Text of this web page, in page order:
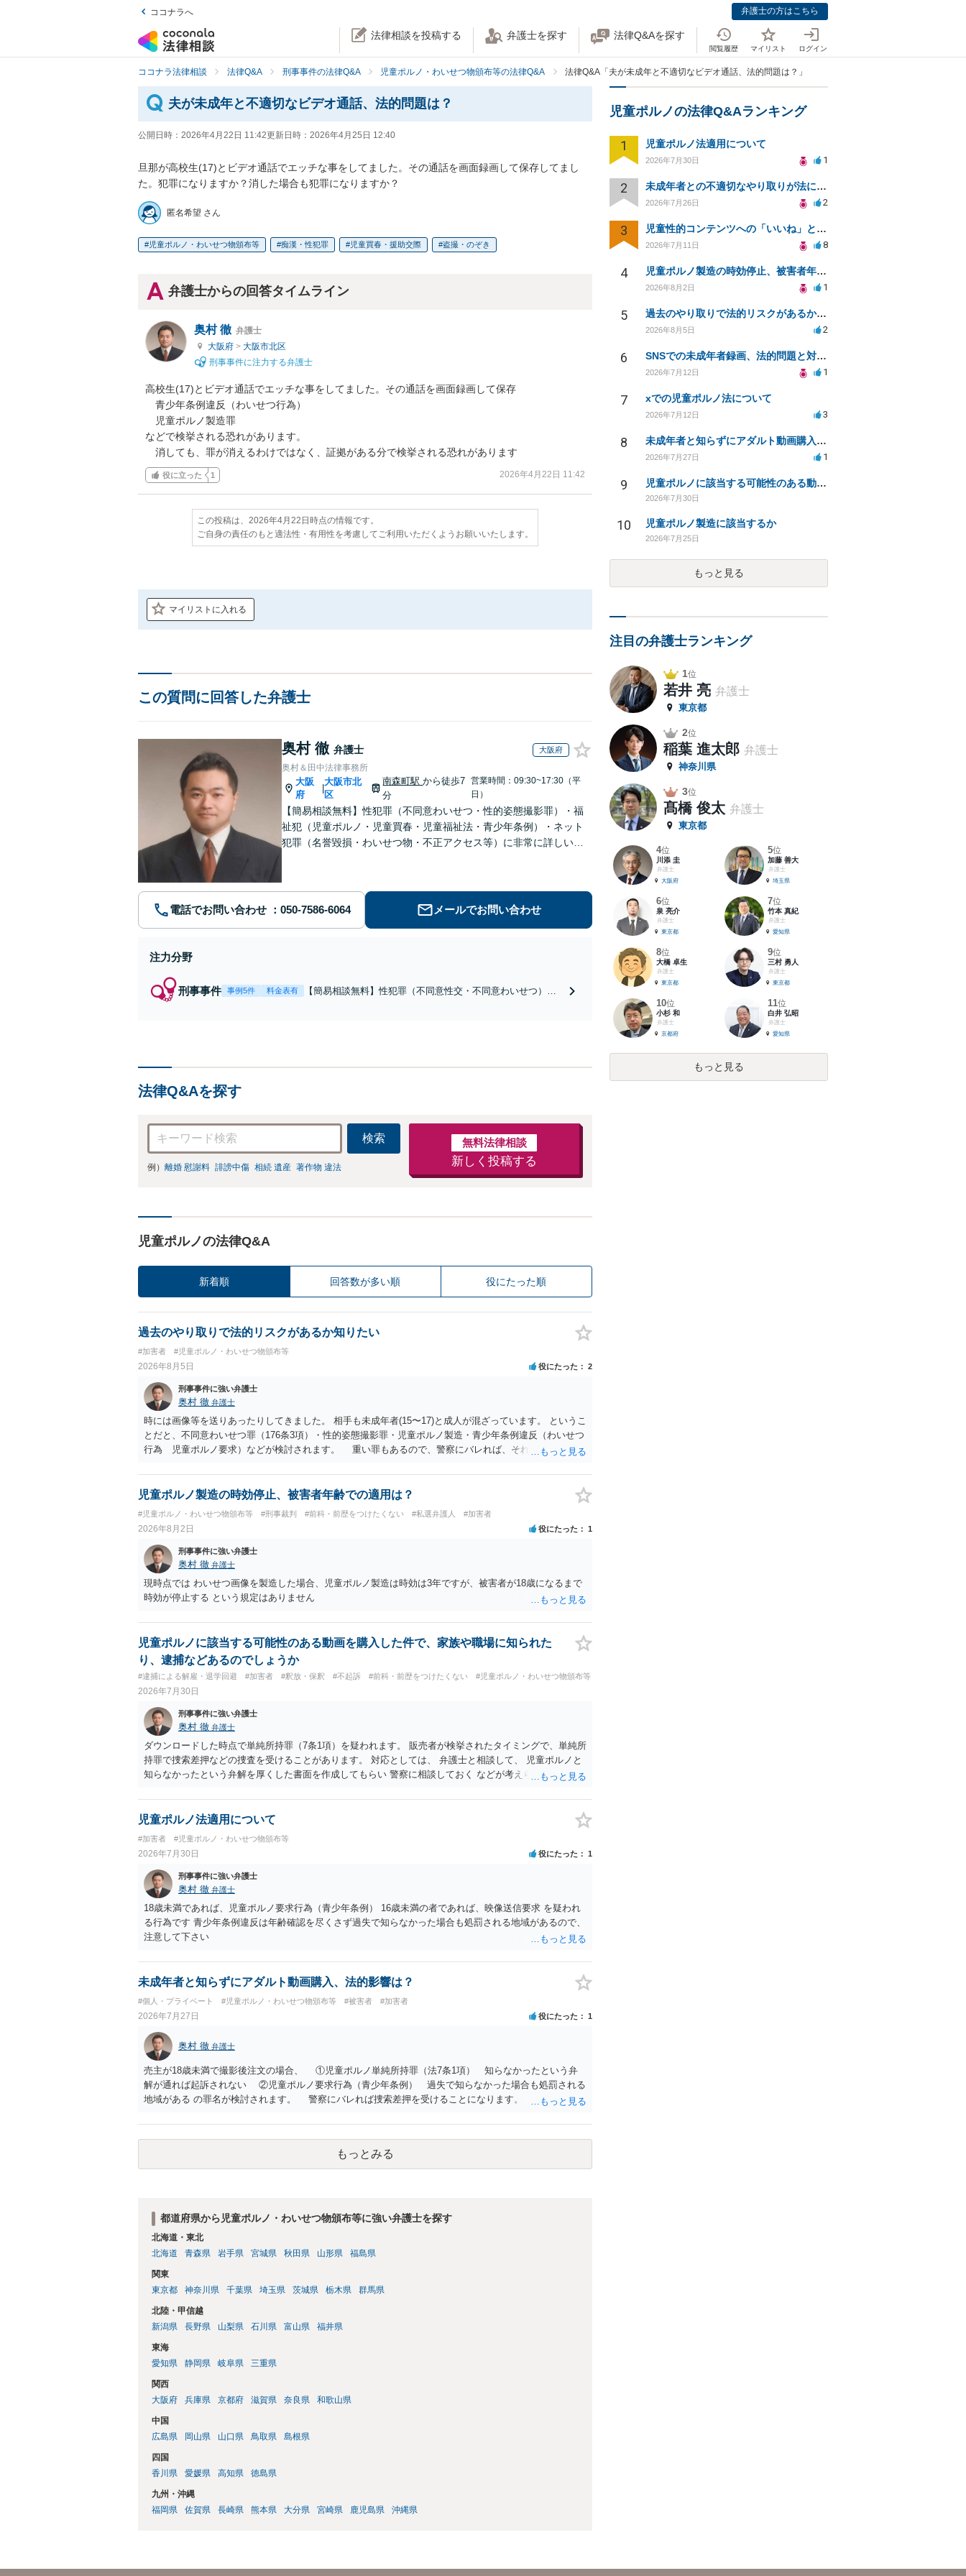
ココナラへ 弁護士の方はこちら
法律相談を投稿する 弁護士を探す 法律Q&Aを探す
閲覧履歴 マイリスト ログイン
ココナラ法律相談 法律Q&A 刑事事件の法律Q&A 児童ポルノ・わいせつ物頒布等の法律Q&A 法律Q&A「夫が未成年と不適切なビデオ通話、法的問題は？」
夫が未成年と不適切なビデオ通話、法的問題は？
公開日時： 2026年4月22日 11:42更新日時： 2026年4月25日 12:40
旦那が高校生(17)とビデオ通話でエッチな事をしてました。その通話を画面録画して保存してまし
た。犯罪になりますか？消した場合も犯罪になりますか？
匿名希望 さん
児童ポルノ・わいせつ物頒布等 痴漢・性犯罪 児童買春・援助交際 盗撮・のぞき
弁護士からの回答タイムライン
奥村 徹 弁護士
大阪府 > 大阪市北区
刑事事件に注力する弁護士
高校生(17)とビデオ通話でエッチな事をしてました。その通話を画面録画して保存
青少年条例違反（わいせつ行為）
児童ポルノ製造罪
などで検挙される恐れがあります。
消しても、罪が消えるわけではなく、証拠がある分で検挙される恐れがあります
役に立った 1 2026年4月22日 11:42
この投稿は、2026年4月22日時点の情報です。
ご自身の責任のもと適法性・有用性を考慮してご利用いただくようお願いいたします。
マイリストに入れる
この質問に回答した弁護士
奥村 徹 弁護士 大阪府
奥村＆田中法律事務所
大阪
府
|
大阪市北
区
南森町駅から徒歩7
分
営業時間：09:30~17:30（平
日）
【簡易相談無料】性犯罪（不同意わいせつ・性的姿態撮影罪）・福
祉犯（児童ポルノ・児童買春・児童福祉法・青少年条例）・ネット
犯罪（名誉毀損・わいせつ物・不正アクセス等）に非常に詳しい弁
電話でお問い合わせ メールでお問い合わせ
注力分野
刑事事件 事例5件 料金表有
【簡易相談無料】性犯罪（不同意性交・不同意わいせつ）・
法律Q&Aを探す
検索
例） 離婚 慰謝料 誹謗中傷 相続 遺産 著作物 違法
無料法律相談
新しく投稿する
児童ポルノの法律Q&A
新着順 回答数が多い順 役にたった順
過去のやり取りで法的リスクがあるか知りたい
#加害者 #児童ポルノ・わいせつ物頒布等
2026年8月5日 役にたった 2
刑事事件に強い弁護士
奥村 徹 弁護士
時には画像等を送りあったりしてきました。 相手も未成年者(15〜17)と成人が混ざっています。 というこ
とだと、不同意わいせつ罪（176条3項）・性的姿態撮影罪・児童ポルノ製造・青少年条例違反（わいせつ
行為 児童ポルノ要求）などが検討されます。 重い罪もあるので、警察にバレれば、それなりの捜査を
児童ポルノ製造の時効停止、被害者年齢での適用は？
#児童ポルノ・わいせつ物頒布等 #刑事裁判 #前科・前歴をつけたくない #私選弁護人 #加害者
2026年8月2日 役にたった 1
刑事事件に強い弁護士
奥村 徹 弁護士
現時点では わいせつ画像を製造した場合、児童ポルノ製造は時効は3年ですが、被害者が18歳になるまで
時効が停止する という規定はありません
児童ポルノに該当する可能性のある動画を購入した件で、家族や職場に知られた
り、逮捕などあるのでしょうか
#逮捕による解雇・退学回避 #加害者 #釈放・保釈 #不起訴 #前科・前歴をつけたくない #児童ポルノ・わいせつ物頒布等
2026年7月30日
刑事事件に強い弁護士
奥村 徹 弁護士
ダウンロードした時点で単純所持罪（7条1項）を疑われます。 販売者が検挙されたタイミングで、単純所
持罪で捜索差押などの捜査を受けることがあります。 対応としては、 弁護士と相談して、 児童ポルノと
知らなかったという弁解を厚くした書面を作成してもらい 警察に相談しておく などが考えられます。
児童ポルノ法適用について
#加害者 #児童ポルノ・わいせつ物頒布等
2026年7月30日 役にたった 1
刑事事件に強い弁護士
奥村 徹 弁護士
18歳未満であれば、児童ポルノ要求行為（青少年条例） 16歳未満の者であれば、映像送信要求 を疑われ
る行為です 青少年条例違反は年齢確認を尽くさず過失で知らなかった場合も処罰される地域があるので、
注意して下さい
未成年者と知らずにアダルト動画購入、法的影響は？
#個人・プライベート #児童ポルノ・わいせつ物頒布等 #被害者 #加害者
2026年7月27日 役にたった 1
奥村 徹 弁護士
売主が18歳未満で撮影後注文の場合、 ①児童ポルノ単純所持罪（法7条1項） 知らなかったという弁
解が通れば起訴されない ②児童ポルノ要求行為（青少年条例） 過失で知らなかった場合も処罰される
地域がある の罪名が検討されます。 警察にバレれば捜索差押を受けることになります。 対応として
解 もう消したので持ってない という弁解を用意して、警察相談を検討してください。
もっとみる
都道府県から児童ポルノ・わいせつ物頒布等に強い弁護士を探す
北海道・東北
北海道
青森県 岩手県 宮城県 秋田県 山形県 福島県
関東
東京都
神奈川県 千葉県 埼玉県 茨城県 栃木県 群馬県
北陸・甲信越
新潟県
長野県 山梨県 石川県 富山県 福井県
東海
愛知県
静岡県 岐阜県 三重県
関西
大阪府
兵庫県 京都府 滋賀県 奈良県 和歌山県
中国
広島県
岡山県 山口県 鳥取県 島根県
四国
香川県
愛媛県 高知県 徳島県
九州・沖縄
福岡県
佐賀県 長崎県 熊本県 大分県 宮崎県 鹿児島県 沖縄県
児童ポルノの法律Q&Aランキング
1 児童ポルノ法適用について
2026年7月30日 1
2 未成年者との不適切なやり取りが法に触れる可能性と対処法
2026年7月26日 2
3 児童性的コンテンツへの「いいね」と警察対応について
2026年7月11日 8
4 児童ポルノ製造の時効停止、被害者年齢での適用は？
2026年8月2日 1
5 過去のやり取りで法的リスクがあるか知りたい
2026年8月5日 2
6 SNSでの未成年者録画、法的問題と対応策について相談したい
2026年7月12日 1
7 xでの児童ポルノ法について
2026年7月12日 3
8 未成年者と知らずにアダルト動画購入、法的影響は？
2026年7月27日 1
9 児童ポルノに該当する可能性のある動画を購入した件で、家族や職場に知られたり、逮捕などあるのでしょうか
2026年7月30日
10 児童ポルノ製造に該当するか
2026年7月25日
もっと見る
注目の弁護士ランキング
1位
若井 亮 弁護士
東京都
2位
稲葉 進太郎 弁護士
神奈川県
3位
髙橋 俊太 弁護士
東京都
4位
川添 圭
弁護士
大阪府
5位
加藤 善大
弁護士
埼玉県
6位
泉 亮介
弁護士
東京都
7位
竹本 真紀
弁護士
愛知県
8位
大橋 卓生
弁護士
東京都
9位
三村 勇人
弁護士
東京都
10位
小杉 和
弁護士
京都府
11位
白井 弘昭
弁護士
愛知県
もっと見る